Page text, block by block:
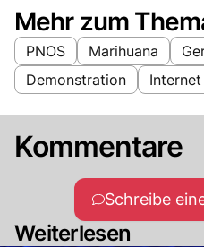
Mehr zum
PNOS Marihuana
Demonstration
Internet
Kommentare
Schreibe
Weiterlesen